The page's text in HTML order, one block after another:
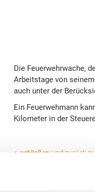
Die Feuerwehrwache,
Arbeitstage von
auch unter der
Ein Feuerwehmann
Kilometer in der
schließen und zurück